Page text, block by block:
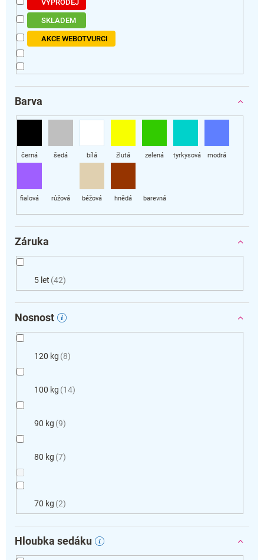
VÝPRODEJ
SKLADEM
AKCE WEBOTVURCI
Barva
Záruka
5 let 42
Nosnost
120 kg 8
100 kg 14
90 kg 9
80 kg 7
70 kg 2
Hloubka sedáku